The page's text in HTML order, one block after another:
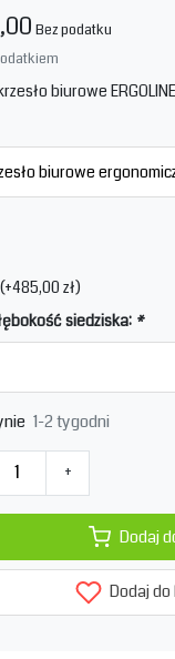
Bez podatku
biurowe
zł)
siedziska: *
1-2 tygodni
+
Dodaj
Dodaj